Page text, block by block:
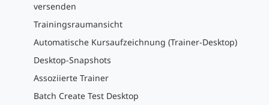
versenden
Trainingsraumansicht
Automatische Kursaufzeichnung (Trainer-Desktop)
Desktop-Snapshots
Assoziierte Trainer
Batch Create Test Desktop